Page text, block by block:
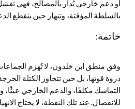
أو دعم خارجي يُدار بالمصالح، فهي
بالسلطة المؤقتة، وتنهار حين ينقطع
خاتمة:
وفق منطق ابن خلدون، لا تُهزم
ذروة قوتها، بل حين تتجاوز الكتلة
التماسك مكلفًا، والدعم الخارجي عبئًا،
للانفصال. عند تلك النقطة، لا يحتاج